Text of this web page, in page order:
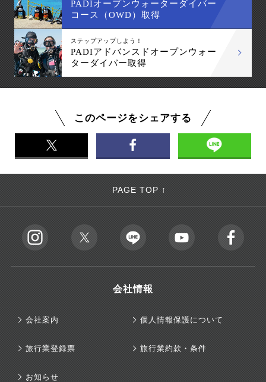
PADIオープンウォーターダイバー
コース（OWD）取得
ステップアップしよう！
PADIアドバンスドオープンウォー
ターダイバー取得
このページをシェアする
PAGE TOP ↑
会社情報
会社案内 個人情報保護について
旅行業登録票 旅行業約款・条件
お知らせ